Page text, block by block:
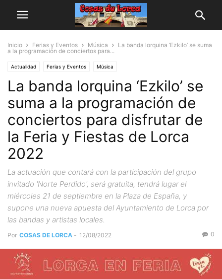
Inicio Ferias y Eventos Música
La banda lorquina ‘Ezkilo’ se suma
a la programación de conciertos para...
Actualidad Ferias y Eventos Música
La banda lorquina ‘Ezkilo’ se
suma a la programación de
conciertos para disfrutar de
la Feria y Fiestas de Lorca
2022
La actuación que contará con la participación del grupo
invitado 'Norte Perdido', será gratuita, tendrá lugar el
miércoles 21 de septiembre en la Plaza de España, y
supone una nueva apuesta del Ayuntamiento de Lorca por
las bandas y artistas locales.
Por COSAS DE LORCA - 12/08/2022 0